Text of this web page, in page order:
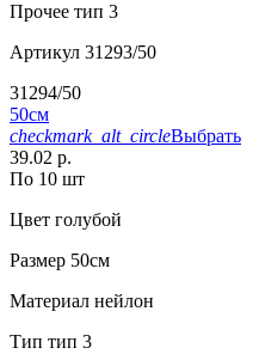
Прочее тип 3
Артикул 31293/50
31294/50
50см
checkmark_alt_circleВыбрать
39.02 р.
По 10 шт
Цвет голубой
Размер 50см
Материал нейлон
Тип тип 3